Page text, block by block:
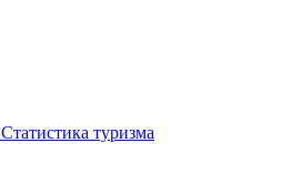
Статистика туризма